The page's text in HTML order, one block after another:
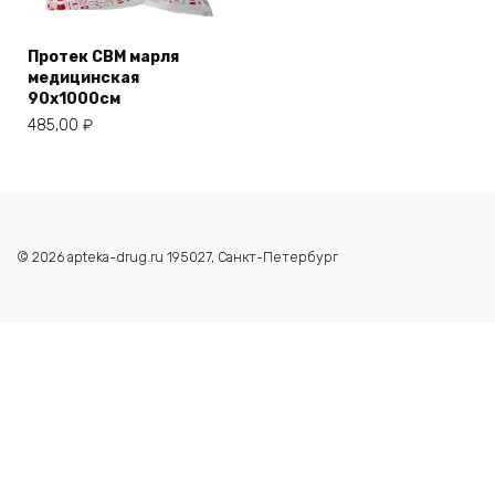
Протек СВМ марля
медицинская
90х1000см
485,00 ₽
© 2026 apteka-drug.ru 195027, Санкт-Петербург